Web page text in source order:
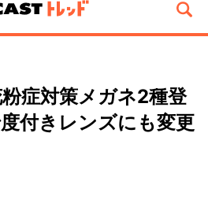
症対策メガネ2種登
付きレンズにも変更